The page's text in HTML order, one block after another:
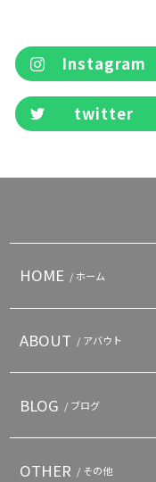
Instagram
twitter
HOME / ホーム
ABOUT / アバウト
BLOG / ブログ
OTHER / その他